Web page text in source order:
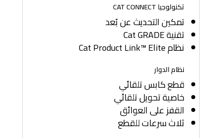
تكنولوجيا CAT CONNECT
تمكين التحديث عن بُعد
تقنية Cat GRADE
نظام Cat Product Link™ Elite
نظام الدوار
قطع كابس تلقائي
خاصية تحويل تلقائي
القفز على العوائق
ثلاث سرعات للقطع